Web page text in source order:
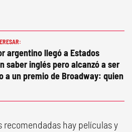
argentino llegó a Estados
saber inglés pero alcanzó a ser
a un premio de Broadway: quien
hay películas y